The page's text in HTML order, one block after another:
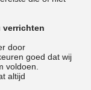
verrichten
door
goed dat wij
voldoen.
altijd